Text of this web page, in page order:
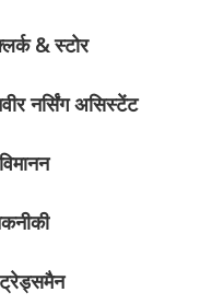
& स्टोर
नर्सिंग असिस्टेंट
ट्रेड्समैन